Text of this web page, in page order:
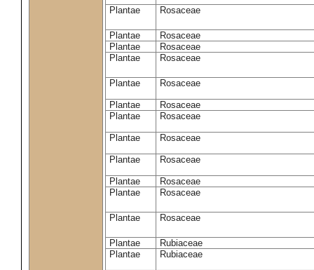
Plantae Rosaceae
Plantae
Rosaceae
Plantae
Rosaceae
Plantae
Rosaceae
Plantae Rosaceae
Plantae
Rosaceae
Plantae
Rosaceae
Plantae Rosaceae
Plantae Rosaceae
Plantae
Rosaceae
Plantae
Rosaceae
Plantae Rosaceae
Plantae
Rubiaceae
Plantae
Rubiaceae